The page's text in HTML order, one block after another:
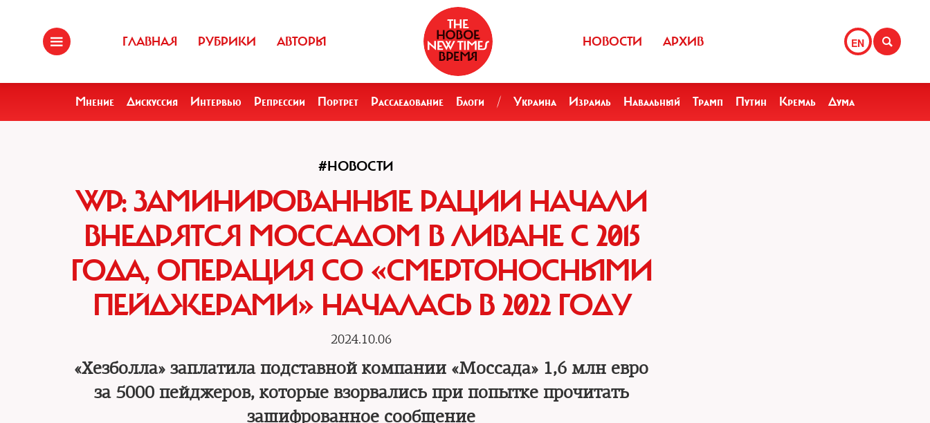
ГЛАВНАЯ РУБРИКИ АВТОРЫ EN
НОВОСТИ АРХИВ
Мнение Дискуссия Интервью Репрессии Портрет Расследование Блоги / Украина Израиль Навальный Трамп Путин Кремль Дума
#НОВОСТИ
WP: ЗАМИНИРОВАННЫЕ РАЦИИ НАЧАЛИ
ВНЕДРЯТСЯ МОССАДОМ В ЛИВАНЕ С 2015
ГОДА, ОПЕРАЦИЯ СО «СМЕРТОНОСНЫМИ
ПЕЙДЖЕРАМИ» НАЧАЛАСЬ В 2022 ГОДУ
2024.10.06
«Хезболла» заплатила подставной компании «Моссада» 1,6 млн евро
за 5000 пейджеров, которые взорвались при попытке прочитать
зашифрованное сообщение